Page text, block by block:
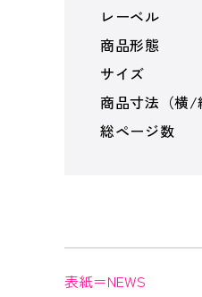
レーベル
商品形態
サイズ
商品寸法（横/
総ページ数
表紙＝NEWS